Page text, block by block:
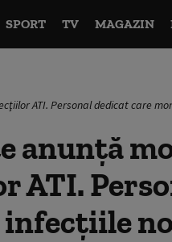
SPORT TV MAGAZIN
ATI. Personal dedicat care
anunță
ATI.